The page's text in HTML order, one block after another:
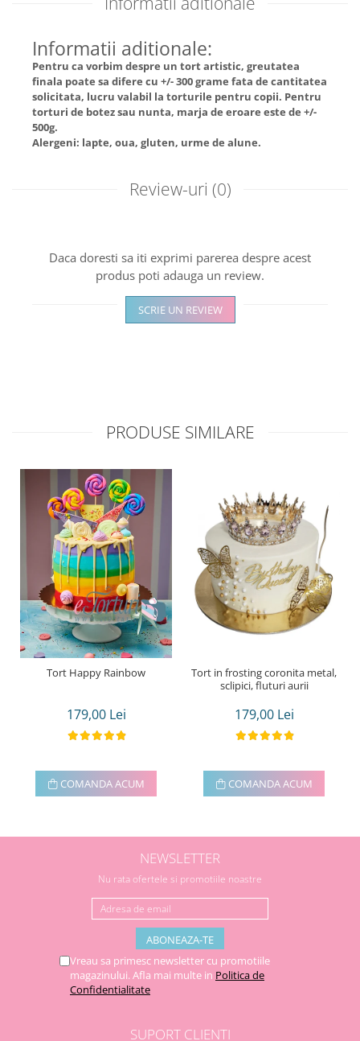
Informatii aditionale:
Pentru ca vorbim despre un tort artistic, greutatea
finala poate sa difere cu +/- 300 grame fata de cantitatea
solicitata, lucru valabil la torturile pentru copii. Pentru
torturi de botez sau nunta, marja de eroare este de +/-
500g.
Alergeni: lapte, oua, gluten, urme de alune.
Review-uri (0)
Daca doresti sa iti exprimi parerea despre acest
produs poti adauga un review.
SCRIE UN REVIEW
PRODUSE SIMILARE
Tort Happy Rainbow
179,00 Lei
COMANDA ACUM
Tort in frosting coronita metal,
sclipici, fluturi aurii
179,00 Lei
COMANDA ACUM
NEWSLETTER
Nu rata ofertele si promotiile noastre
Vreau sa primesc newsletter cu promotiile
magazinului. Afla mai multe in Politica de
Confidentialitate
SUPORT CLIENTI